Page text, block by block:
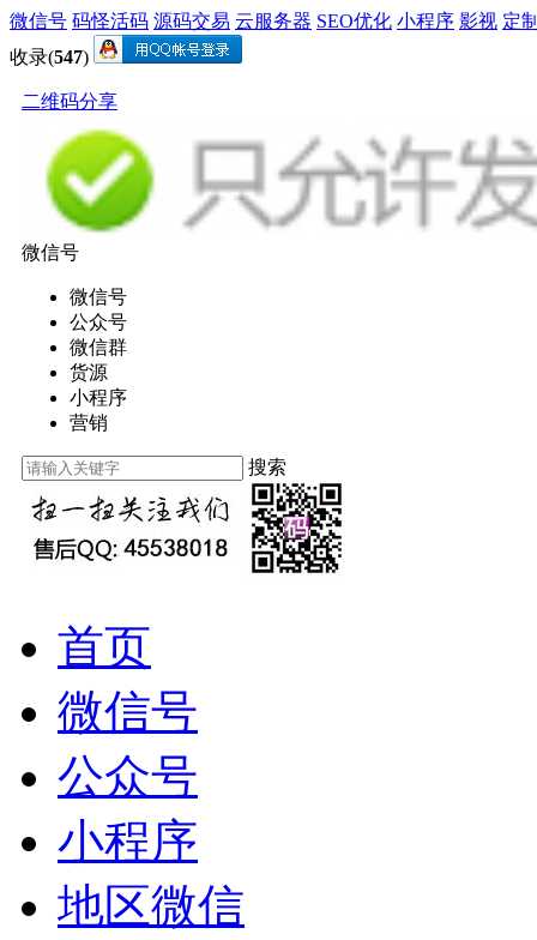
微信号 码怪活码 源码交易 云服务器 SEO优化 小程序 影视 定
收录(547)
二维码分享
微信号
微信号
公众号
微信群
货源
小程序
营销
搜索
首页
微信号
公众号
小程序
地区微信